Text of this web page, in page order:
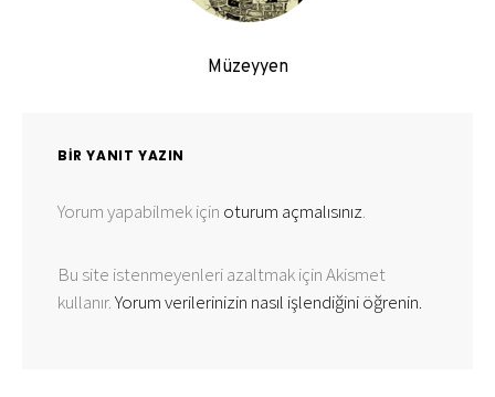
Müzeyyen
BIR YANIT YAZIN
Yorum yapabilmek için oturum açmalısınız.
Bu site istenmeyenleri azaltmak için Akismet
kullanır.Yorum verilerinizin nasıl işlendiğini öğrenin.